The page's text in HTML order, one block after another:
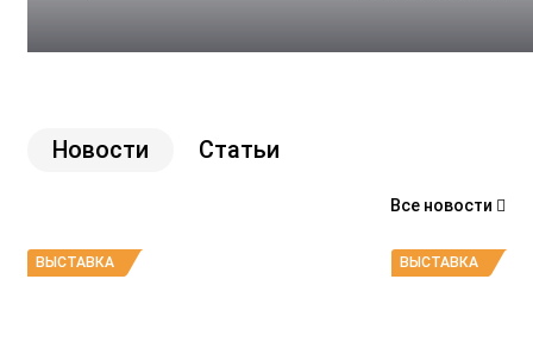
Новости Статьи
Все новости
ВЫСТАВКА ВЫСТАВКА